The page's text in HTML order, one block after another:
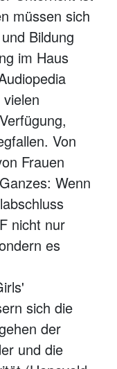
müssen sich
Bildung
im Haus
Von
Frauen
Wenn
nicht nur
es
sich die
der
und die